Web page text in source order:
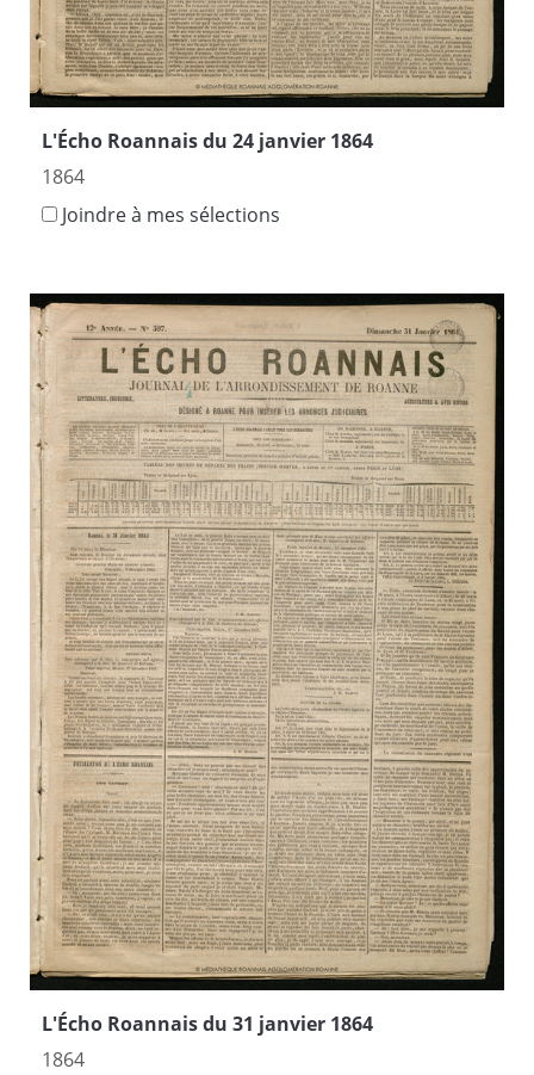
L'Écho Roannais du 24 janvier 1864
1864
Joindre à mes sélections
L'Écho Roannais du 31 janvier 1864
1864